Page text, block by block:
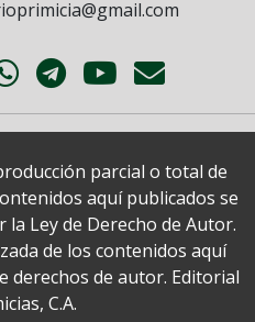
parcial o total de
aquí publicados se
Ley de Derecho de Autor.
de los contenidos aquí
derechos de autor. Editorial
C.A.